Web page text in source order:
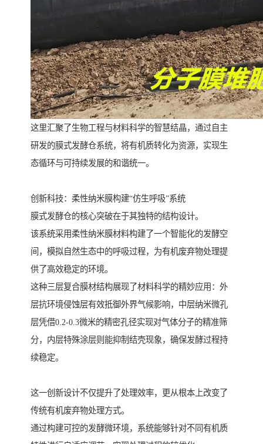
这里汇聚了生物工程与材料科学的智慧结晶，通过自主
研发的膜式发酵仓系统，将有机质转化为资源，实现生
态循环与可持续发展的和谐统一。
创新科技：柔性纳米膜构建“仿生呼吸”系统
膜式发酵仓的核心突破在于其独特的结构设计。
该系统采用柔性纳米膜材料构建了一个智能化的发酵空
间，模拟自然生态中的呼吸过程，为有机废弃物处理提
供了高效稳定的环境。
这种三层复合膜材结构展现了材料科学的精妙应用：外
层抗环境侵蚀层有效抵御外界气候影响，中层纳米微孔
层凭借0.2-0.3微米的精密孔径实现对气体分子的精准筛
分，内层特殊涂层则能抑制结壳现象，确保发酵过程持
续稳定。
这一创新设计不仅提升了处理效率，更从根本上改变了
传统有机废弃物处理方式。
通过构建可控的发酵微环境，系统能够针对不同有机质